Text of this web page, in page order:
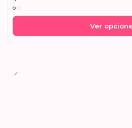
Ver